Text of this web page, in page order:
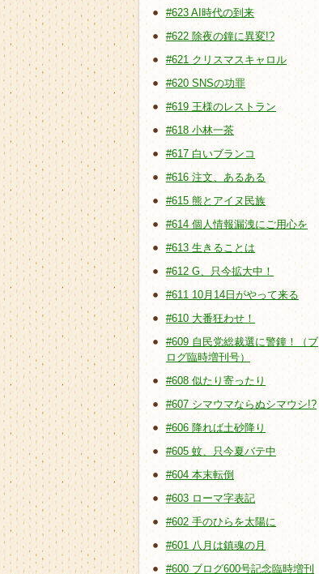
#623 AI時代の到来
#622 除夜の鐘に異変!?
#621 クリスマスキャロル
#620 SNSの功罪
#619 王様のレストラン
#618 小林一茶
#617 白いブランコ
#616 注文、あるある
#615 熊とアイヌ民族
#614 個人情報漏洩にご用心を
#613 生きることは
#612 G、只今拡大中！
#611 10月14日がやって来る
#610 大番狂わせ！
#609 自民党総裁選に警鐘！（ブ
ログ臨時増刊号）
#608 似たり寄ったり
#607 シマウマならぬシマウシ!?
#606 降れば土砂降り
#605 蚊、只今夏バテ中
#604 本末転倒
#603 ローマ字表記
#602 手のひらを太陽に
#601 八月は鎮魂の月
#600 ブログ600号記念臨時増刊